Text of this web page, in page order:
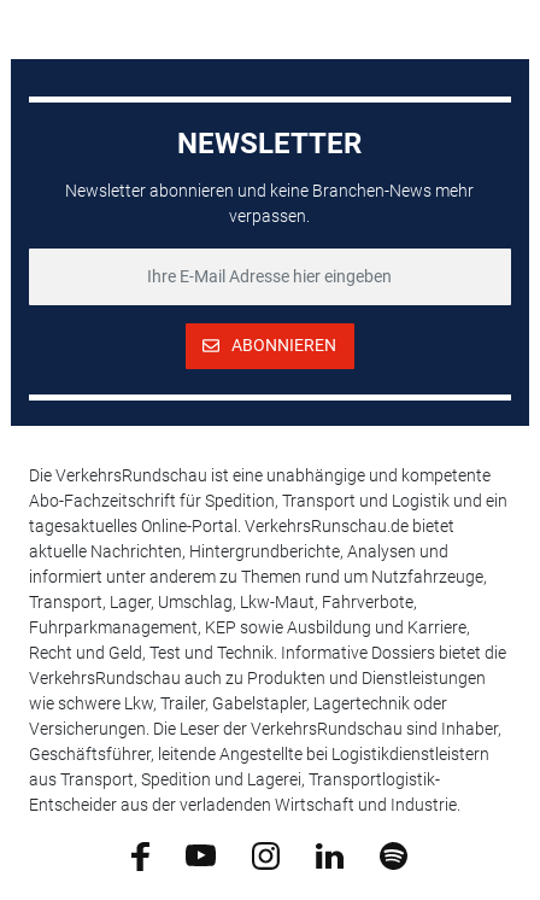
NEWSLETTER
Newsletter abonnieren und keine Branchen-News mehr
verpassen.
ABONNIEREN
Die VerkehrsRundschau ist eine unabhängige und kompetente
Abo-Fachzeitschrift für Spedition, Transport und Logistik und ein
tagesaktuelles Online-Portal. VerkehrsRunschau.de bietet
aktuelle Nachrichten, Hintergrundberichte, Analysen und
informiert unter anderem zu Themen rund um Nutzfahrzeuge,
Transport, Lager, Umschlag, Lkw-Maut, Fahrverbote,
Fuhrparkmanagement, KEP sowie Ausbildung und Karriere,
Recht und Geld, Test und Technik. Informative Dossiers bietet die
VerkehrsRundschau auch zu Produkten und Dienstleistungen
wie schwere Lkw, Trailer, Gabelstapler, Lagertechnik oder
Versicherungen. Die Leser der VerkehrsRundschau sind Inhaber,
Geschäftsführer, leitende Angestellte bei Logistikdienstleistern
aus Transport, Spedition und Lagerei, Transportlogistik-
Entscheider aus der verladenden Wirtschaft und Industrie.